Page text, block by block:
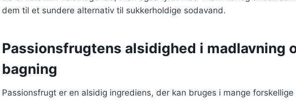
dem til et sundere alternativ til sukkerholdige sodavand.
Passionsfrugtens alsidighed i madlavning
bagning
Passionsfrugt er en alsidig ingrediens, der kan bruges i mange